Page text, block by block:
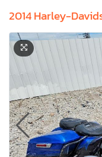
2014 Harley-